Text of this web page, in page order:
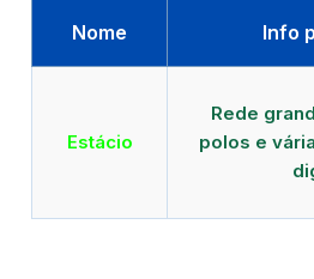
Nome Info
Estácio
Rede
polos e